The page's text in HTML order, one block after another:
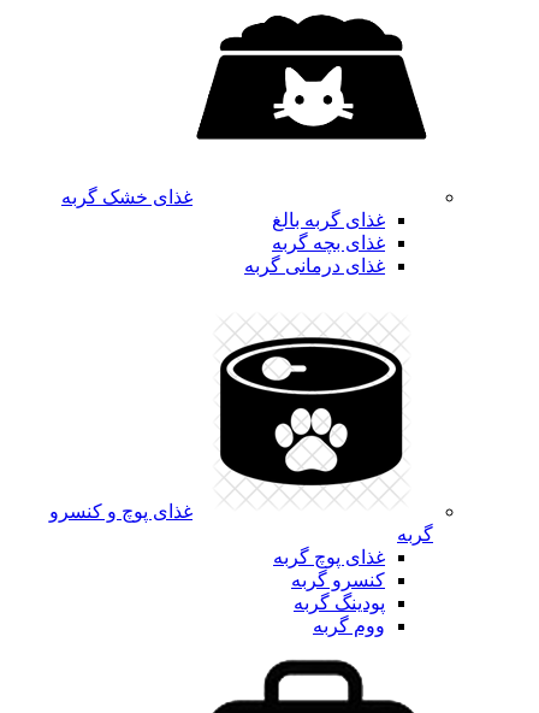
غذای خشک گربه
غذای گربه بالغ
غذای بچه گربه
غذای درمانی گربه
غذای پوچ و کنسرو
گربه
غذای پوچ گربه
کنسرو گربه
پودینگ گربه
ووم گربه